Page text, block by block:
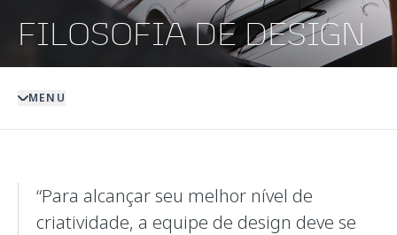
FILOSOFIA DE DESIGN
MENU
“Para alcançar seu melhor nível de
criatividade, a equipe de design deve se